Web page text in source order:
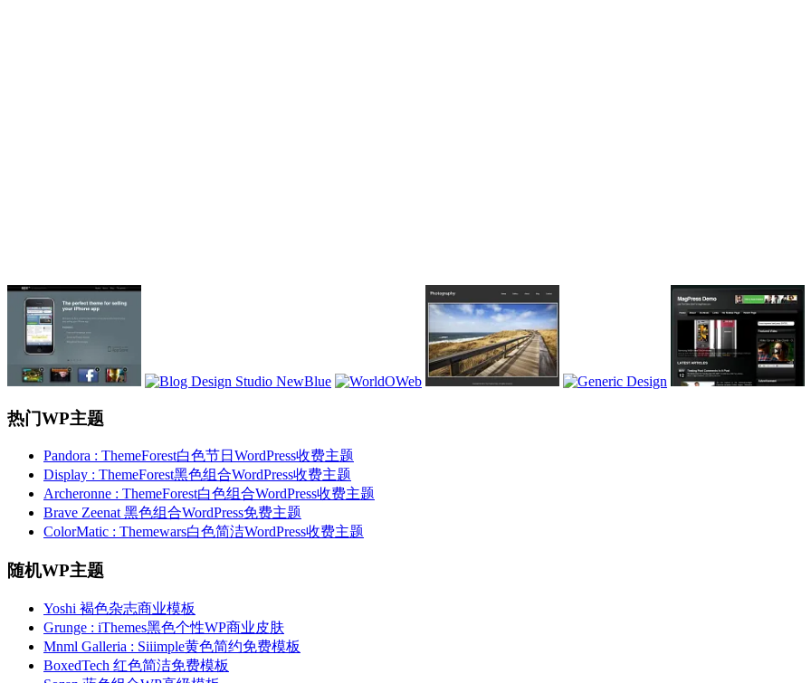
热门WP主题
Pandora : ThemeForest白色节日WordPress收费主题
Display : ThemeForest黑色组合WordPress收费主题
Archeronne : ThemeForest白色组合WordPress收费主题
Brave Zeenat 黑色组合WordPress免费主题
ColorMatic : Themewars白色简洁WordPress收费主题
随机WP主题
Yoshi 褐色杂志商业模板
Grunge : iThemes黑色个性WP商业皮肤
Mnml Galleria : Siiimple黄色简约免费模板
BoxedTech 红色简洁免费模板